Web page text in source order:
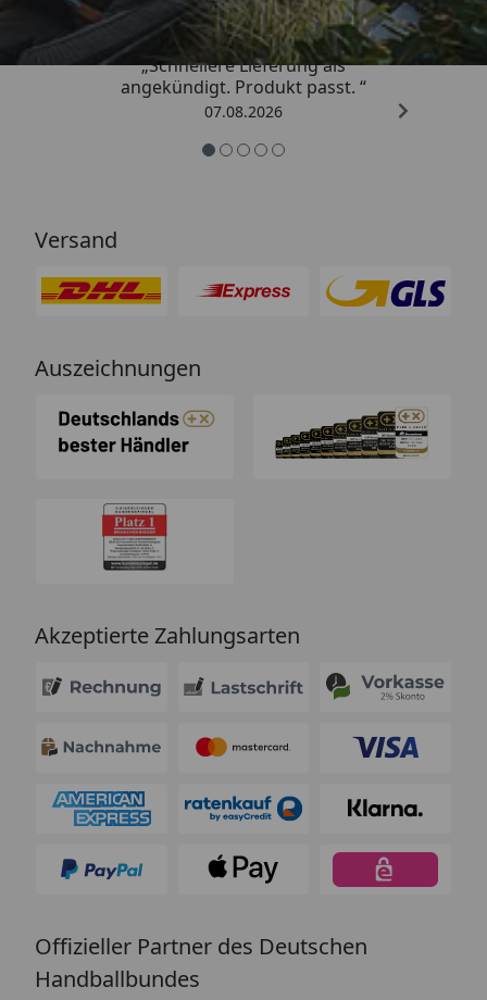
„Schnellere Lieferung als
angekündigt. Produkt passt. “
07.08.2026
Versand
Auszeichnungen
Akzeptierte Zahlungsarten
Offizieller Partner des Deutschen
Handballbundes